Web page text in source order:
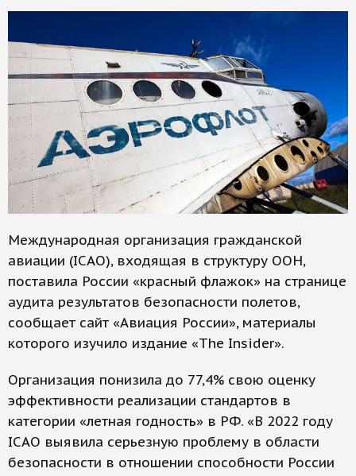
Международная организация гражданской
авиации (ICAO), входящая в структуру ООН,
поставила России «красный флажок» на странице
аудита результатов безопасности полетов,
сообщает сайт «Авиация России», материалы
которого изучило издание «The Insider».
Организация понизила до 77,4% свою оценку
эффективности реализации стандартов в
категории «летная годность» в РФ. «В 2022 году
ICAO выявила серьезную проблему в области
безопасности в отношении способности России